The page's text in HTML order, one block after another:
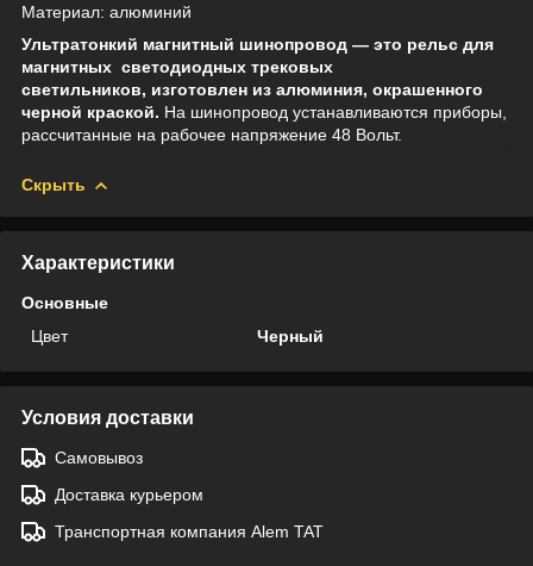
Материал: алюминий
Ультратонкий магнитный шинопровод ― это рельс для
магнитных светодиодных трековых
светильников, изготовлен из алюминия, окрашенного
черной краской. На шинопровод устанавливаются приборы,
рассчитанные на рабочее напряжение 48 Вольт.
Скрыть
Характеристики
Основные
Цвет
Черный
Условия доставки
Самовывоз
Доставка курьером
Транспортная компания Alem TAT